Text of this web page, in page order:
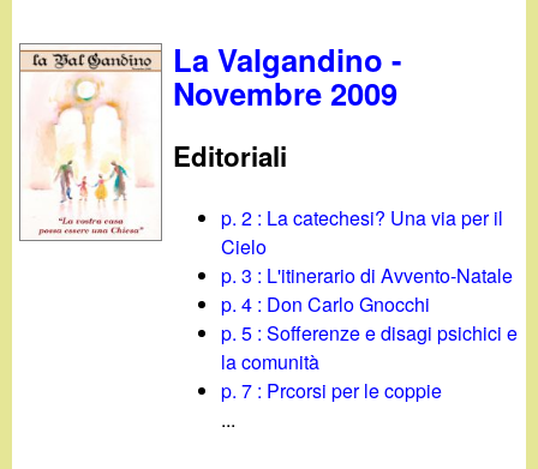
La Valgandino -
Novembre 2009
Editoriali
p. 2 : La catechesi? Una via per il
Cielo
p. 3 : L'itinerario di Avvento-Natale
p. 4 : Don Carlo Gnocchi
p. 5 : Sofferenze e disagi psichici e
la comunità
p. 7 : Prcorsi per le coppie
...